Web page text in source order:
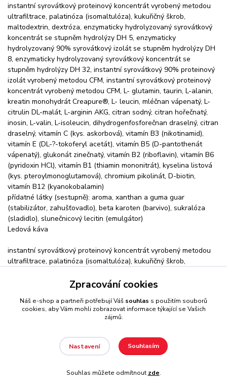
instantní syrovátkový proteinový koncentrát vyrobený metodou
ultrafiltrace, palatinóza (isomaltulóza), kukuřičný škrob,
maltodextrin, dextróza, enzymaticky hydrolyzovaný syrovátkový
koncentrát se stupněm hydrolýzy DH 5, enzymaticky
hydrolyzovaný 90% syrovátkový izolát se stupněm hydrolýzy DH
8, enzymaticky hydrolyzovaný syrovátkový koncentrát se
stupněm hydrolýzy DH 32, instantní syrovátkový 90% proteinový
izolát vyrobený metodou CFM, instantní syrovátkový proteinový
koncentrát vyrobený metodou CFM, L- glutamin, taurin, L-alanin,
kreatin monohydrát Creapure®, L- leucin, mléčnan vápenatý, L-
citrulin DL-malát, L-arginin AKG, citran sodný, citran hořečnatý,
inosin, L-valin, L-isoleucin, dihydrogenfosforečnan draselný, citran
draselný, vitamín C (kys. askorbová), vitamín B3 (nikotinamid),
vitamín E (DL-?-tokoferyl acetát), vitamín B5 (D-pantothenát
vápenatý), glukonát zinečnatý, vitamín B2 (riboflavin), vitamín B6
(pyridoxin HCl), vitamín B1 (thiamin mononitrát), kyselina listová
(kys. pteroylmonoglutamová), chromium pikolinát, D-biotin,
vitamín B12 (kyanokobalamin)
přídatné látky (sestupně): aroma, xanthan a guma guar
(stabilizátor, zahušťovadlo), beta karoten (barvivo), sukralóza
(sladidlo), slunečnicový lecitin (emulgátor)
Ledová káva
instantní syrovátkový proteinový koncentrát vyrobený metodou
ultrafiltrace, palatinóza (isomaltulóza), kukuřičný škrob,
koncentrát se stupněm hydrolýzy DH 5, enzymaticky
hydrolyzovaný 90% syrovátkový izolát se stupněm hydrolýzy DH
8, enzymaticky hydrolyzovaný syrovátkový koncentrát se
stupněm hydrolýzy DH 32, instantní syrovátkový 90% proteinový
koncentrát vyrobený metodou CFM, L- glutamin, taurin, L-alanin,
kreatin monohydrát Creapure®, L- leucin, mléčnan vápenatý, L-
citrulin DL-malát, L-arginin AKG, citran sodný, citran hořečnatý,
draselný, vitamín C (kys. askorbová), vitamín B3 (nikotinamid),
Zpracování cookies
Náš e-shop a partneři potřebují Váš souhlas s použitím souborů
cookies, aby Vám mohli zobrazovat informace týkající se Vašich
zájmů.
Nastavení Souhlasím
Souhlas můžete odmítnout zde.